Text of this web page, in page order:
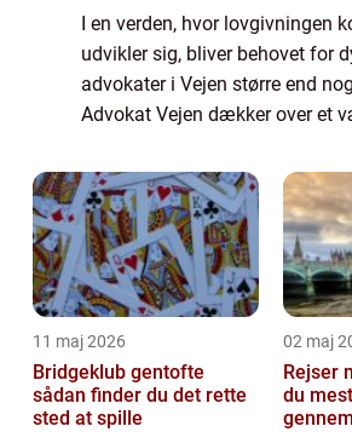
I en verden, hvor lovgivningen
udvikler sig, bliver behovet for
advokater i Vejen større end
Advokat Vejen dækker over et
er...
11 maj 2026
Bridgeklub gentofte
sådan finder du det rette
sted at spille
02 maj
Rejser
du